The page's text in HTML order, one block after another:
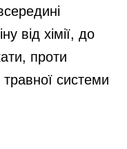
від хімії, до
проти
системи